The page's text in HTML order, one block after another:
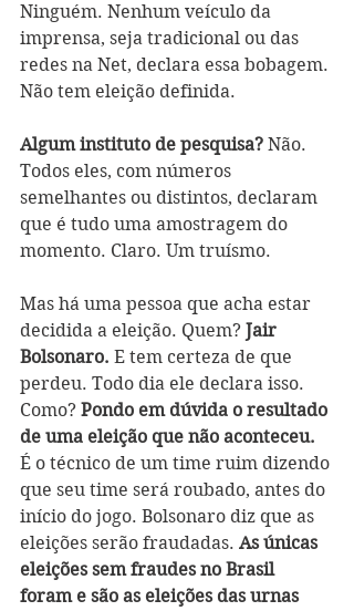
Ninguém. Nenhum veículo da
imprensa, seja tradicional ou das
redes na Net, declara essa bobagem.
Não tem eleição definida.
Algum instituto de pesquisa? Não.
Todos eles, com números
semelhantes ou distintos, declaram
que é tudo uma amostragem do
momento. Claro. Um truísmo.
Mas há uma pessoa que acha estar
decidida a eleição. Quem? Jair
Bolsonaro. E tem certeza de que
perdeu. Todo dia ele declara isso.
Como? Pondo em dúvida o resultado
de uma eleição que não aconteceu.
É o técnico de um time ruim dizendo
que seu time será roubado, antes do
início do jogo. Bolsonaro diz que as
eleições serão fraudadas. As únicas
eleições sem fraudes no Brasil
foram e são as eleições das urnas